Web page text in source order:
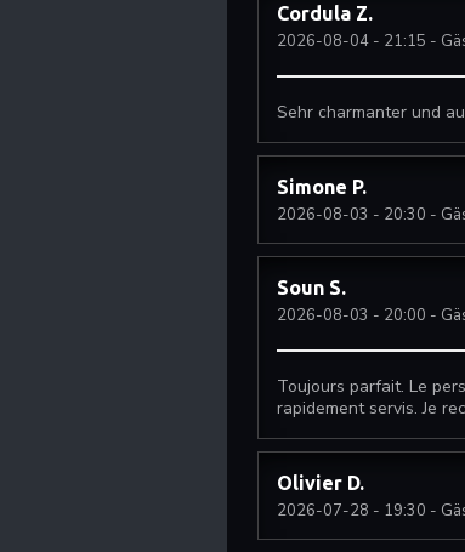
Cordula Z
2026-08-04 - 21:15 -
Sehr charmanter und
Simone P
2026-08-03 - 20:30 -
Soun S
2026-08-03 - 20:00 -
Toujours parfait. Le
rapidement servis. Je
Olivier D
2026-07-28 - 19:30 -